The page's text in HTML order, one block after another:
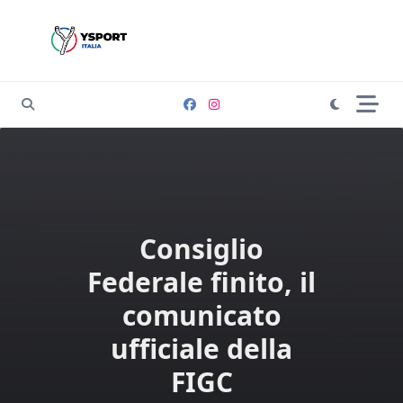
Consiglio
Federale finito, il
comunicato
ufficiale della
FIGC